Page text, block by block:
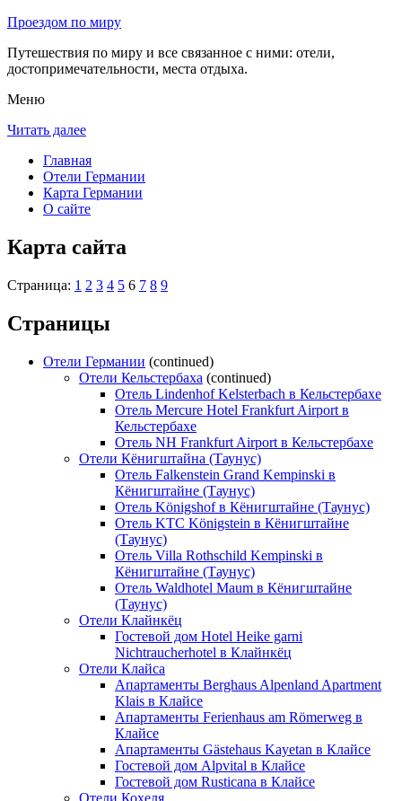
Проездом по миру
Путешествия по миру и все связанное с ними: отели,
достопримечательности, места отдыха.
Меню
Читать далее
Главная
Отели Германии
Карта Германии
О сайте
Карта сайта
Страница: 1 2 3 4 5 6 7 8 9
Страницы
Отели Германии (continued)
Отели Кельстербаха (continued)
Отель Lindenhof Kelsterbach в Кельстербахе
Отель Mercure Hotel Frankfurt Airport в
Кельстербахе
Отель NH Frankfurt Airport в Кельстербахе
Отели Кёнигштайна (Таунус)
Отель Falkenstein Grand Kempinski в
Кёнигштайне (Таунус)
Отель Königshof в Кёнигштайне (Таунус)
Отель KTC Königstein в Кёнигштайне
(Таунус)
Отель Villa Rothschild Kempinski в
Кёнигштайне (Таунус)
Отель Waldhotel Maum в Кёнигштайне
(Таунус)
Отели Клайнкёц
Гостевой дом Hotel Heike garni
Nichtraucherhotel в Клайнкёц
Отели Клайса
Апартаменты Berghaus Alpenland Apartment
Klais в Клайсе
Апартаменты Ferienhaus am Römerweg в
Клайсе
Апартаменты Gästehaus Kayetan в Клайсе
Гостевой дом Alpvital в Клайсе
Гостевой дом Rusticana в Клайсе
Отели Кохеля